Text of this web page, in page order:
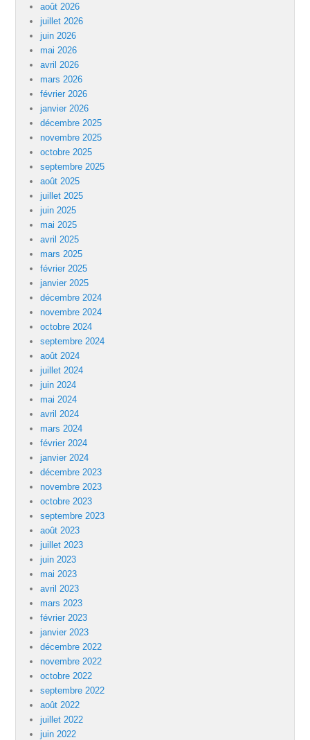
août 2026
juillet 2026
juin 2026
mai 2026
avril 2026
mars 2026
février 2026
janvier 2026
décembre 2025
novembre 2025
octobre 2025
septembre 2025
août 2025
juillet 2025
juin 2025
mai 2025
avril 2025
mars 2025
février 2025
janvier 2025
décembre 2024
novembre 2024
octobre 2024
septembre 2024
août 2024
juillet 2024
juin 2024
mai 2024
avril 2024
mars 2024
février 2024
janvier 2024
décembre 2023
novembre 2023
octobre 2023
septembre 2023
août 2023
juillet 2023
juin 2023
mai 2023
avril 2023
mars 2023
février 2023
janvier 2023
décembre 2022
novembre 2022
octobre 2022
septembre 2022
août 2022
juillet 2022
juin 2022